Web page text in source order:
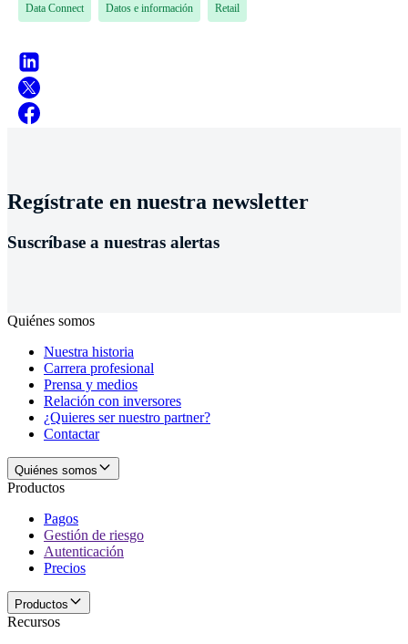
Data Connect Datos e información Retail
Regístrate en nuestra newsletter
Suscríbase a nuestras alertas
Quiénes somos
Nuestra historia
Carrera profesional
Prensa y medios
Relación con inversores
¿Quieres ser nuestro partner?
Contactar
Quiénes somos
Productos
Pagos
Gestión de riesgo
Autenticación
Precios
Productos
Recursos